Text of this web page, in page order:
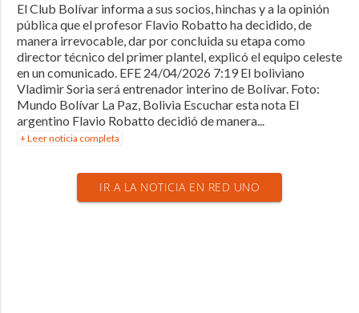
El Club Bolívar informa a sus socios, hinchas y a la opinión
pública que el profesor Flavio Robatto ha decidido, de
manera irrevocable, dar por concluida su etapa como
director técnico del primer plantel, explicó el equipo celeste
en un comunicado. EFE 24/04/2026 7:19 El boliviano
Vladimir Soria será entrenador interino de Bolívar. Foto:
Mundo Bolívar La Paz, Bolivia Escuchar esta nota El
argentino Flavio Robatto decidió de manera...
+ Leer noticia completa
IR A LA NOTICIA EN RED UNO